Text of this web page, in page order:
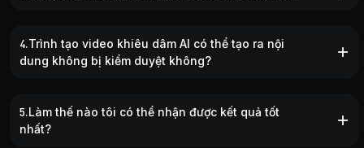
4.Trình tạo video khiêu dâm AI có thể tạo ra nội
dung không bị kiểm duyệt không?
5.Làm thế nào tôi có thể nhận được kết quả tốt
nhất?